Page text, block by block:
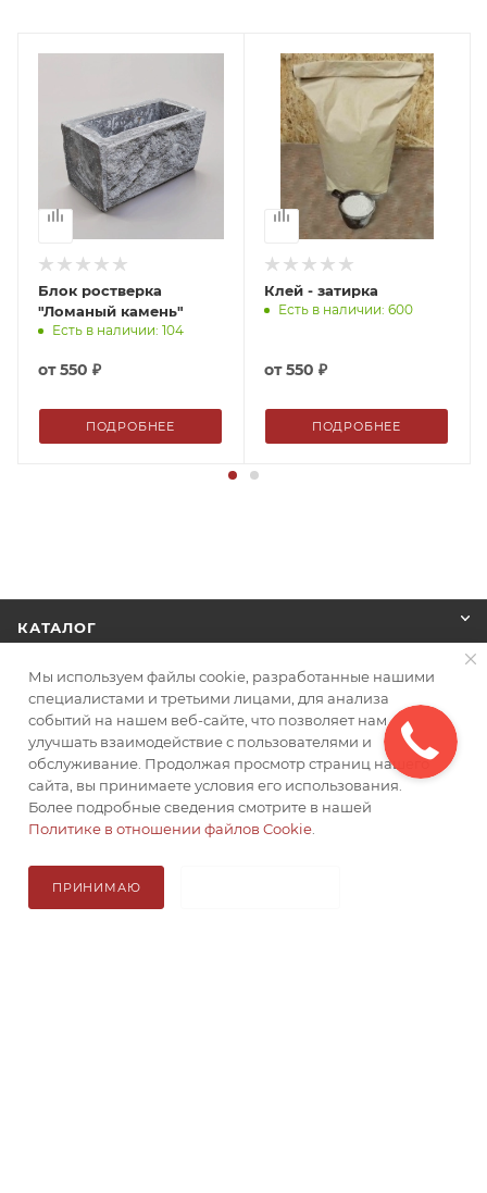
Итого: 0 ₽
Блок ростверка
"Ломаный камень"
Есть в наличии: 104
от550 ₽
ПОДРОБНЕЕ
Клей - затирка
Есть в наличии: 600
от550 ₽
ПОДРОБНЕЕ
КАТАЛОГ
КОМПАНИЯ
ИНФОРМАЦИЯ
ДОСТАВКА
Мы используем файлы cookie, разработанные нашими
специалистами и третьими лицами, для анализа
событий на нашем веб-сайте, что позволяет нам
улучшать взаимодействие с пользователями и
обслуживание. Продолжая просмотр страниц нашего
сайта, вы принимаете условия его использования.
Более подробные сведения смотрите в нашей
Политике в отношении файлов Cookie
ПРИНИМАЮ